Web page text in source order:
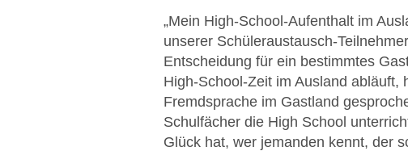
„Mein High-School-Aufenthalt im
unserer Schüleraustausch-
Entscheidung für ein bestimmtes
High-School-Zeit im Ausland
Fremdsprache im Gastland
Schulfächer die High School
Glück hat, wer jemanden kennt, der